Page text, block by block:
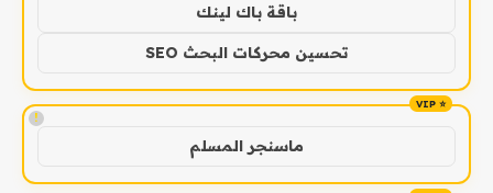
باقة باك لينك
تحسين محركات البحث SEO
!
ماسنجر المسلم